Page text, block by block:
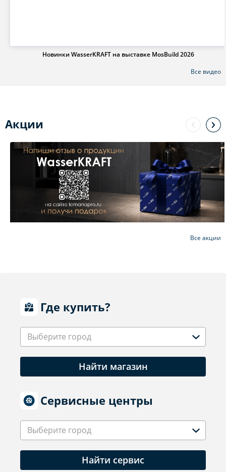
Новинки WasserKRAFT на выставке MosBuild 2026
Все видео
Акции
Все акции
Где купить?
Выберите город
Найти магазин
Сервисные центры
Выберите город
Найти сервис